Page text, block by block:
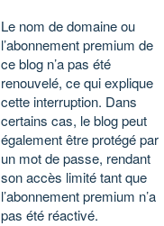
Le nom de domaine ou
l’abonnement premium de
ce blog n’a pas été
renouvelé, ce qui explique
cette interruption. Dans
certains cas, le blog peut
également être protégé par
un mot de passe, rendant
son accès limité tant que
l’abonnement premium n’a
pas été réactivé.